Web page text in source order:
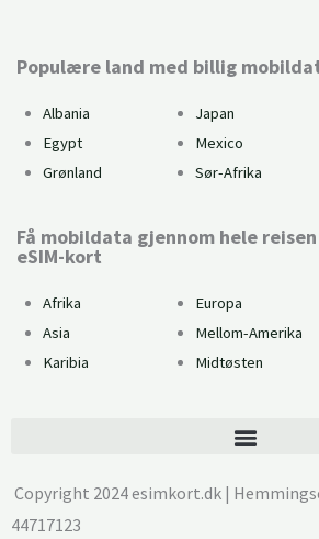
Populære land med billig
Albania
Egypt
Grønland
Japan
Mexico
Sør-Afrika
Få mobildata gjennom hele
eSIM-kort
Afrika
Asia
Karibia
Europa
Mellom-Amerika
Midtøsten
Copyright 2024 esimkort.dk |
44717123